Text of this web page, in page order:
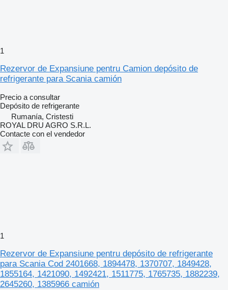
1
Rezervor de Expansiune pentru Camion depósito de
refrigerante para Scania camión
Precio a consultar
Depósito de refrigerante
Rumanía, Cristesti
ROYAL DRU AGRO S.R.L.
Contacte con el vendedor
1
Rezervor de Expansiune pentru depósito de refrigerante
para Scania Cod 2401668, 1894478, 1370707, 1849428,
1855164, 1421090, 1492421, 1511775, 1765735, 1882239,
2645260, 1385966 camión